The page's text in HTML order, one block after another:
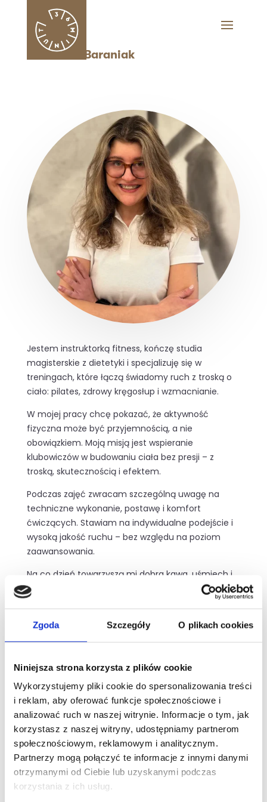
Zgoda Szczegóły O plikach cookies
Niniejsza strona korzysta z plików cookie
Wykorzystujemy pliki cookie do spersonalizowania treści
i reklam, aby oferować funkcje społecznościowe i
analizować ruch w naszej witrynie. Informacje o tym, jak
korzystasz z naszej witryny, udostępniamy partnerom
społecznościowym, reklamowym i analitycznym.
Partnerzy mogą połączyć te informacje z innymi danymi
otrzymanymi od Ciebie lub uzyskanymi podczas
korzystania z ich usług.
Weronika Baraniak
Jestem instruktorką fitness, kończę studia
magisterskie z dietetyki i specjalizuję się w
treningach, które łączą świadomy ruch z troską o
ciało: pilates, zdrowy kręgosłup i wzmacnianie.
W mojej pracy chcę pokazać, że aktywność
fizyczna może być przyjemnością, a nie
obowiązkiem. Moją misją jest wspieranie
klubowiczów w budowaniu ciała bez presji – z
troską, skutecznością i efektem.
Podczas zajęć zwracam szczególną uwagę na
techniczne wykonanie, postawę i komfort
ćwiczących. Stawiam na indywidualne podejście i
wysoką jakość ruchu – bez względu na poziom
zaawansowania.
Na co dzień towarzyszą mi dobra kawa, uśmiech i
muzyka – na mojej playliście króluje girl power,
latino i rytmy, które potrafią rozruszać nawet w
Darmowy trening